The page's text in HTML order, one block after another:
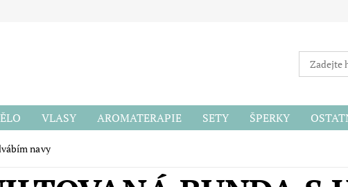
VLASY AROMATERAPIE SETY ŠPERKY
navy